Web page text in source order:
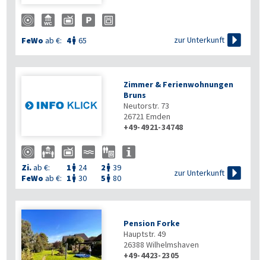
FeWo ab €: 4 65 zur Unterkunft 
Zimmer & Ferienwohnungen
Bruns
Neutorstr. 73
26721 Emden
+49-4921-34748
Zi.ab €: 1  24 2  39
FeWo ab €: 1  30 5  80
zur Unterkunft 
Pension Forke
Hauptstr. 49
26388 Wilhelmshaven
+49-4423-2305